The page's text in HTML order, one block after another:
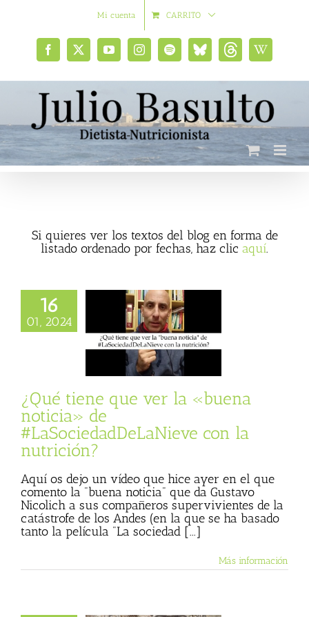
Mi cuenta CARRITO
Facebook
X YouTubeInstagramSpotifyBluesky
social
ThreadsWikipedia
Si quieres ver los textos del blog en forma de
listado ordenado por fechas, haz clic aquí.
16
01, 2024
que ver la
noticia» de
Basulto¿Qué tiene que ver la «buena
noticia» de
#LaSociedadDeLaNieve con la
nutrición?
Aquí os dejo un vídeo que hice ayer en el que
comento la "buena noticia" que da Gustavo
Nicolich a sus compañeros supervivientes de la
catástrofe de los Andes (en la que se ha basado
tanto la película "La sociedad [...]
Más información